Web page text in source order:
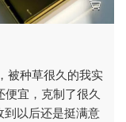
被种草很久的我实
宜，克制了很久
到以后还是挺满意